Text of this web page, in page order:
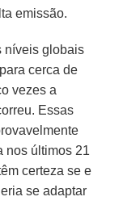
emissão.
níveis globais
cerca de
vezes a
Essas
nos últimos 21
certeza se e
se adaptar